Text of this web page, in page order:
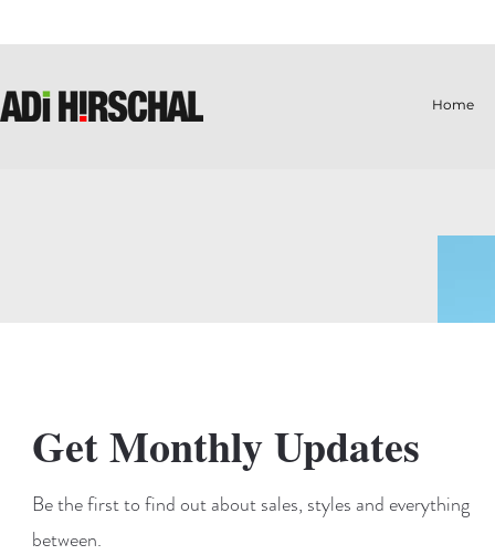
Home
Get Monthly Updates
Be the first to find out about sales, styles and everything
between.